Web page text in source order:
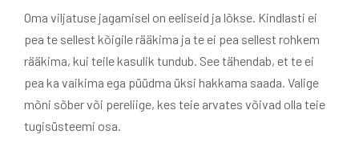
Oma viljatuse jagamisel on eeliseid ja lõkse. Kindlasti ei
pea te sellest kõigile rääkima ja te ei pea sellest rohkem
rääkima, kui teile kasulik tundub. See tähendab, et te ei
pea ka vaikima ega püüdma üksi hakkama saada. Valige
mõni sõber või pereliige, kes teie arvates võivad olla teie
tugisüsteemi osa.